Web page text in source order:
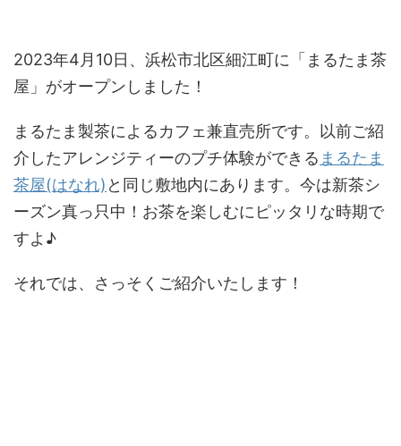
2023年4月10日、浜松市北区細江町に「まるたま茶
屋」がオープンしました！
まるたま製茶によるカフェ兼直売所です。以前ご紹
介したアレンジティーのプチ体験ができる まるたま
茶屋(はなれ) と同じ敷地内にあります。今は新茶シ
ーズン真っ只中！お茶を楽しむにピッタリな時期で
すよ♪
それでは、さっそくご紹介いたします！